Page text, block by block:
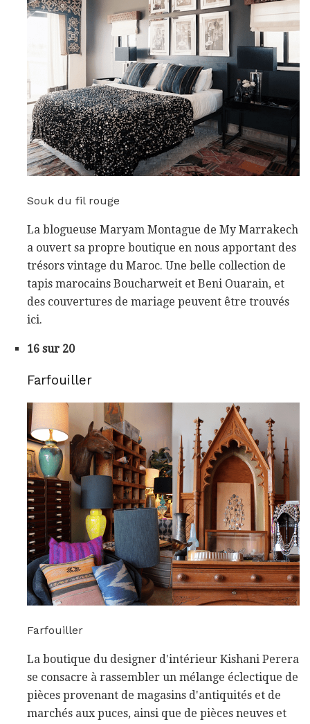
Souk du fil rouge
La blogueuse Maryam Montague de My Marrakech
a ouvert sa propre boutique en nous apportant des
trésors vintage du Maroc. Une belle collection de
tapis marocains Boucharweit et Beni Ouarain, et
des couvertures de mariage peuvent être trouvés
ici.
16 sur 20
Farfouiller
Farfouiller
La boutique du designer d'intérieur Kishani Perera
se consacre à rassembler un mélange éclectique de
pièces provenant de magasins d'antiquités et de
marchés aux puces, ainsi que de pièces neuves et